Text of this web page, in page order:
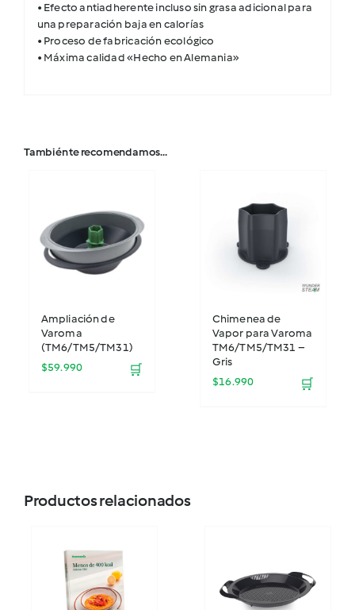
• Efecto antiadherente incluso sin grasa adicional para
una preparación baja en calorías
• Proceso de fabricación ecológico
• Máxima calidad «Hecho en Alemania»
También te recomendamos…
Ampliación de
Varoma
(TM6/TM5/TM31)
$59.990 🛒
Chimenea de
Vapor para Varoma
TM6/TM5/TM31 –
Gris
$16.990 🛒
Productos relacionados